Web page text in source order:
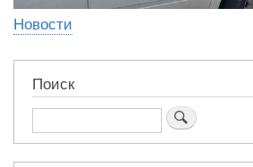
Новости
Поиск
Поиск